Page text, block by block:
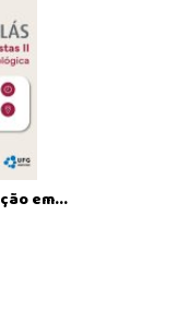
em...